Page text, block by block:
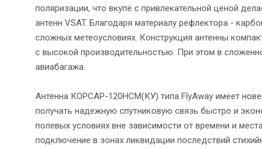
поляризации, что вкупе с привлекательной ценой
антенн VSAT. Благодаря материалу рефлектора -
сложных метеоусловиях. Конструкция антенны
с высокой производительностью. При этом в
авиабагажа.
Антенна КОРСАР-120НСМ(КУ) типа FlyAway имеет
получать надежную спутниковую связь быстро и
полевых условиях вне зависимости от времени и
подключение в зонах ликвидации последствий